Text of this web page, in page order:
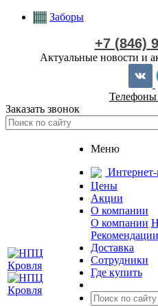
Заборы
+7 (846)
Актуальные новости и
Телефоны
Заказать звонок
Меню
Интернет-
Цены
Акции
О компании
О компании
Доставка
Сотрудники
Где купить